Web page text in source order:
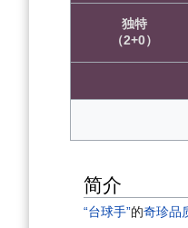
独特
（2+0）
简介
“台球手”的奇珍品